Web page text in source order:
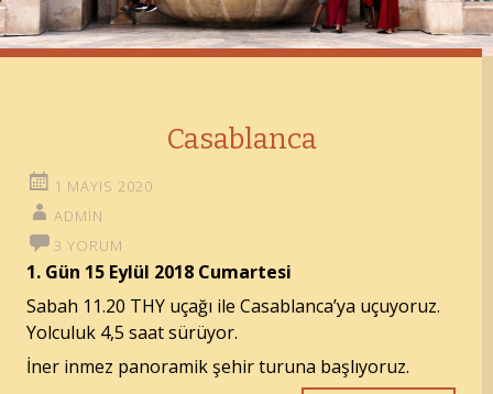
Casablanca
1 MAYIS 2020
ADMIN
3 YORUM
1. Gün 15 Eylül 2018 Cumartesi
Sabah 11.20 THY uçağı ile Casablanca’ya uçuyoruz.
Yolculuk 4,5 saat sürüyor.
İner inmez panoramik şehir turuna başlıyoruz.